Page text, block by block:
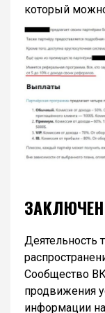
который
Деятельность
Сообщество
продвижения
информации